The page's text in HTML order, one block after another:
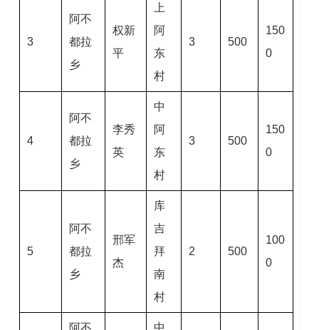
3
阿不
都拉
乡
权新
平
上
阿
东
村
3 500
150
0
4
阿不
都拉
乡
李秀
英
中
阿
东
村
3 500
150
0
5
阿不
都拉
乡
邢军
杰
库
吉
拜
南
村
2 500
100
0
阿不 中